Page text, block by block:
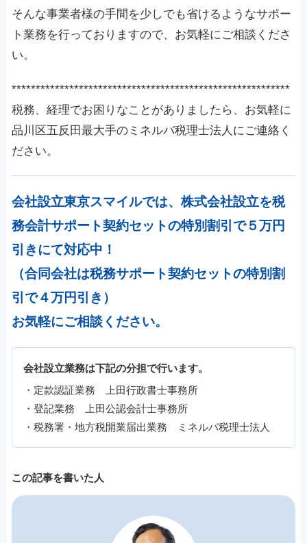
そんな事業者様の手間を少しでも省けるようなサポー
ト業務を行っておりますので、お気軽にご相談くださ
い。
**********************************************************
税務、経理でお困りなことがありましたら、お気軽に
品川区五反田最大手のミネルバ税理士法人にご連絡く
ださい。
会社設立東京スマイルでは、株式会社設立を税
務会計サポート契約セットの特別割引で５万円
引きにて対応中！
（合同会社は税務サポート契約セットの特別割
引で４万円引き）
お気軽にご相談ください。
会社設立業務は下記の分担で行います。
・定款認証業務 上田行政書士事務所
・登記業務 上田公認会計士事務所
・税務署・地方税開業届出業務 ミネルバ税理士法人
この記事を書いた人